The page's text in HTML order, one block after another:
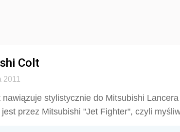
Colt
2011
nawiązuje stylistycznie do Mitsubishi
przez Mitsubishi "Jet Fighter", czyli